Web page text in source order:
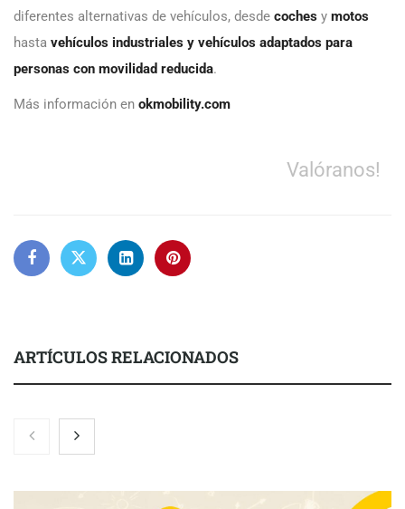
diferentes alternativas de vehículos, desde coches y motos
hasta vehículos industriales y vehículos adaptados para
personas con movilidad reducida.
Más información en okmobility.com
Valóranos!
ARTÍCULOS RELACIONADOS
Eulalia Roig lanza ‘The Journal’, una revista digital mensual de
entrevistas y fotografía editorial